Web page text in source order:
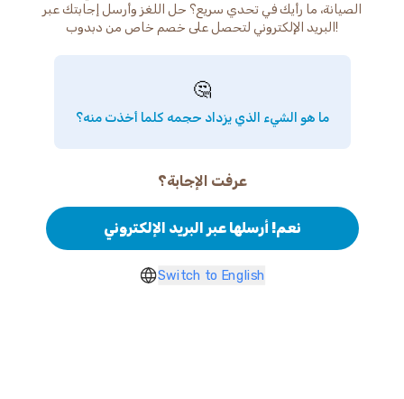
الصيانة، ما رأيك في تحدي سريع؟ حل اللغز وأرسل إجابتك عبر
البريد الإلكتروني لتحصل على خصم خاص من دبدوب!
🤔
ما هو الشيء الذي يزداد حجمه كلما أخذت منه؟
عرفت الإجابة؟
نعم! أرسلها عبر البريد الإلكتروني
Switch to English